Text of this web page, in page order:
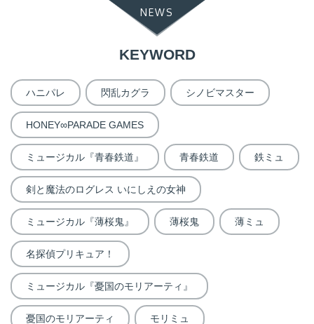
NEWS
KEYWORD
ハニパレ 閃乱カグラ シノビマスター
HONEY∞PARADE GAMES
ミュージカル『青春鉄道』 青春鉄道 鉄ミュ
剣と魔法のログレス いにしえの女神
ミュージカル『薄桜鬼』 薄桜鬼 薄ミュ
名探偵プリキュア！
ミュージカル『憂国のモリアーティ』
憂国のモリアーティ モリミュ